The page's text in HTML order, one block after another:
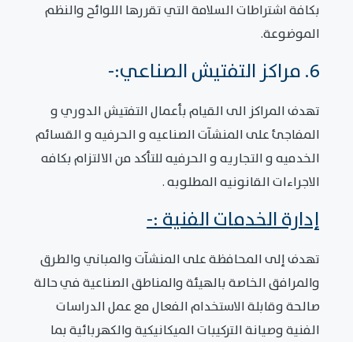
بكافة اشتراطات السلامة التي تقررها اللوائح والنظم
الموضوعة.
6. مراكز التفتيش الصناعي:-
تهدف المراكز الى القيام بأعمال التفتيش الدوري و
المفاجئ على المنشآت الصناعيه و الحرفيه و القسائم
الخدميه و التجاريه و الحرفيه للتأكد من الالتزام بكافه
الاجراءات القانونيه المطلوبه .
إدارة الخدمات الفنية :-
تهدف إلى المحافظة على المنشآت والمباني والطرق
والمرافق الخاصة بالهيئة والمناطق الصناعية في حالة
صالحة وقابلة الاستخدام الفعال مع عمل الدراسات
الفنية وصيانة التركيبات الميكانيكية والكهربائية بما